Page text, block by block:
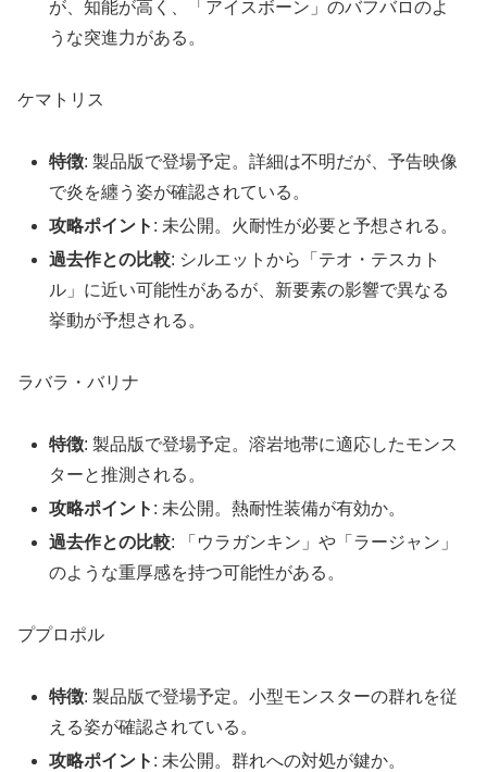
が、知能が高く、「アイスボーン」のバフバロのよ
うな突進力がある。
ケマトリス
特徴: 製品版で登場予定。詳細は不明だが、予告映像
で炎を纏う姿が確認されている。
攻略ポイント : 未公開。火耐性が必要と予想される。
過去作との比較: シルエットから「テオ・テスカト
ル」に近い可能性があるが、新要素の影響で異なる
挙動が予想される。
ラバラ・バリナ
特徴: 製品版で登場予定。溶岩地帯に適応したモンス
ターと推測される。
攻略ポイント : 未公開。熱耐性装備が有効か。
過去作との比較: 「ウラガンキン」や「ラージャン」
のような重厚感を持つ可能性がある。
ププロポル
特徴: 製品版で登場予定。小型モンスターの群れを従
える姿が確認されている。
攻略ポイント : 未公開。群れへの対処が鍵か。